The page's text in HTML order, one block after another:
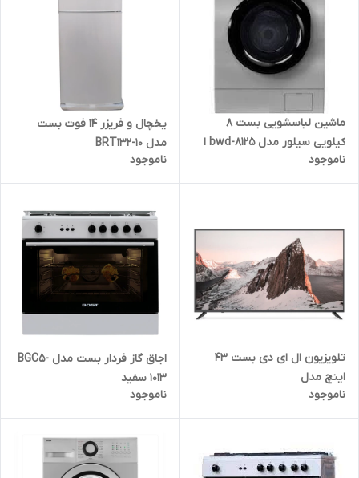
ماشین لباسشویی بست 8
کیلویی سیلور مدل bwd-8125 ا
bost ...
ناموجود
یخچال و فریزر 14 فوت بست
مدل BRT1۳۲-10
ناموجود
تلویزیون ال ای دی بست 43
اینچ مدل
ناموجود
اجاق گاز فردار بست مدل BGC5-
1013 سفید
ناموجود